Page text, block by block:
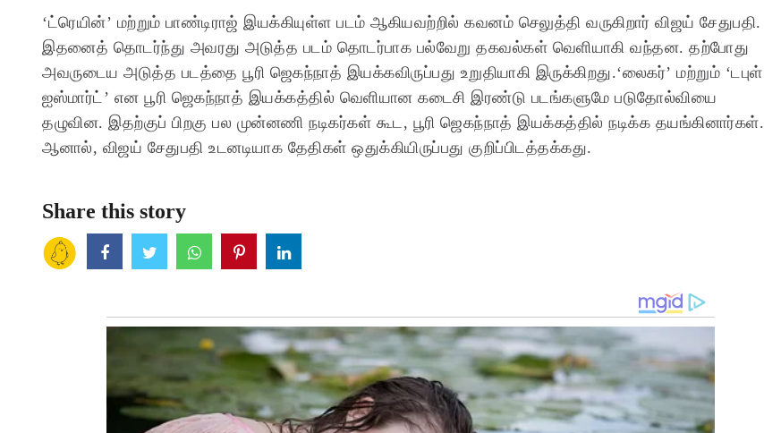
‘ட்ரெயின்’ மற்றும் பாண்டிராஜ் இயக்கியுள்ள படம் ஆகியவற்றில் கவனம் செலுத்தி வருகிறார் விஜய் சேதுபதி.
இதனைத் தொடர்ந்து அவரது அடுத்த படம் தொடர்பாக பல்வேறு தகவல்கள் வெளியாகி வந்தன. தற்போது
அவருடைய அடுத்த படத்தை பூரி ஜெகந்நாத் இயக்கவிருப்பது உறுதியாகி இருக்கிறது.‘லைகர்’ மற்றும் ‘டபுள்
ஐஸ்மார்ட்’ என பூரி ஜெகந்நாத் இயக்கத்தில் வெளியான கடைசி இரண்டு படங்களுமே படுதோல்வியை
தழுவின. இதற்குப் பிறகு பல முன்னணி நடிகர்கள் கூட, பூரி ஜெகந்நாத் இயக்கத்தில் நடிக்க தயங்கினார்கள்.
ஆனால், விஜய் சேதுபதி உடனடியாக தேதிகள் ஒதுக்கியிருப்பது குறிப்பிடத்தக்கது.
Share this story